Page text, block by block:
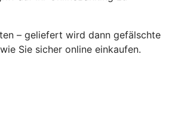
– geliefert wird dann gefälschte
Sie sicher online einkaufen.